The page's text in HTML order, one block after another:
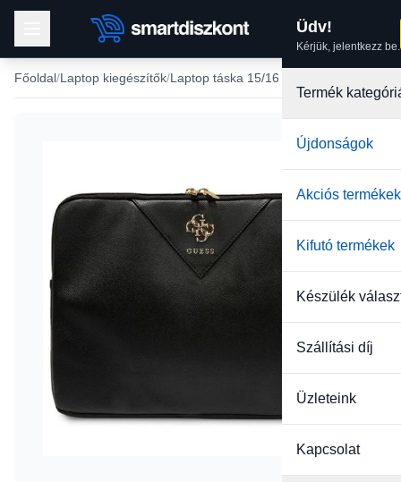
Üdv!
Kérjük, jelentkezz be.
Termék
Újdonságok
Akciós termékek
Kifutó termékek
Készülék
Szállítási díj
Üzleteink
Kapcsolat
Főoldal Laptop kiegészítők Laptop táska 15/16 méretben
-27%